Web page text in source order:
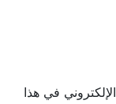
في هذا